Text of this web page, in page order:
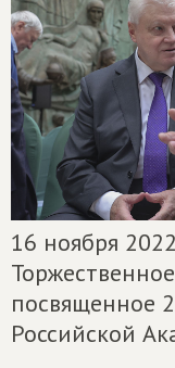
16 ноября 2022
посвященное
Российской